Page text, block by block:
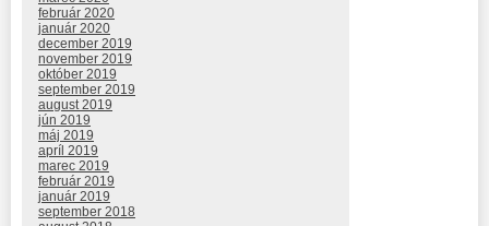
február 2020
január 2020
december 2019
november 2019
október 2019
september 2019
august 2019
jún 2019
máj 2019
apríl 2019
marec 2019
február 2019
január 2019
september 2018